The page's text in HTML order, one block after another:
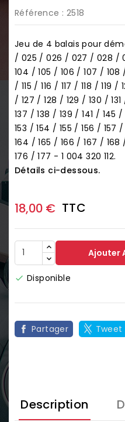
Référence : 2518
Jeu de 4 balais pour
/ 025 / 026 / 027 / 028 /
104 / 105 / 106 / 107 / 108 /
/ 115 / 116 / 117 / 118 / 119
/ 127 / 128 / 129 / 130 /
137 / 138 / 139 / 141 / 145
153 / 154 / 155 / 156 / 157
164 / 165 / 166 / 167 / 168
176 / 177 - 1 004 320 112.
Détails ci-dessous.
18,00 € TTC
Ajouter
 Disponible
Partager Tweet
Description